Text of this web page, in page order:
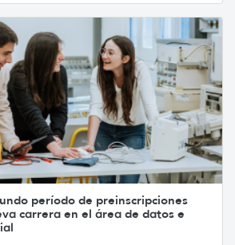
período de preinscripciones
carrera en el área de datos e